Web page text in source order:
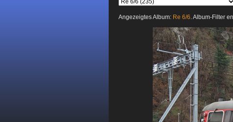
Angezeigtes Album: Re 6/6. Album-Filter